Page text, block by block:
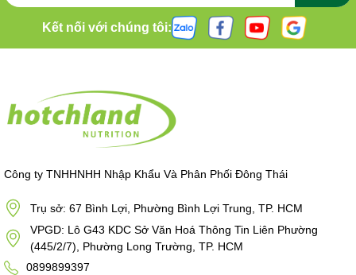
Kết nối với chúng tôi:
Công ty TNHHNHH Nhập Khẩu Và Phân Phối Đông Thái
Trụ sở: 67 Bình Lợi, Phường Bình Lợi Trung, TP. HCM
VPGD: Lô G43 KDC Sở Văn Hoá Thông Tin Liên Phường
(445/2/7), Phường Long Trường, TP. HCM
0899899397